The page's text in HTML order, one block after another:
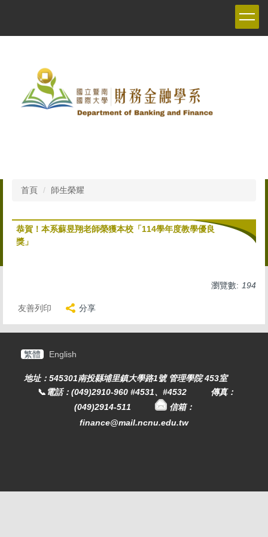
首頁 師生榮耀
恭賀！本系蘇昱翔老師榮獲本校「114學年度教學優良
獎」
瀏覽數: 194
友善列印 分享
繁體 English
地址：545301南投縣埔里鎮大學路1號 管理學院 453室
📞 電話：(049)2910-960 #4531、#4532 傳真：
(049)2914-511
信箱：
finance@mail.ncnu.edu.tw